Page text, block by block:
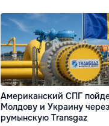
Американский СПГ
Молдову и Украину через
румынскую Transgaz